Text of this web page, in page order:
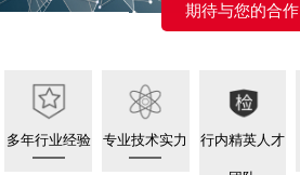
期待与您的合作
多年行业经验 专业技术实力 行内精英人才